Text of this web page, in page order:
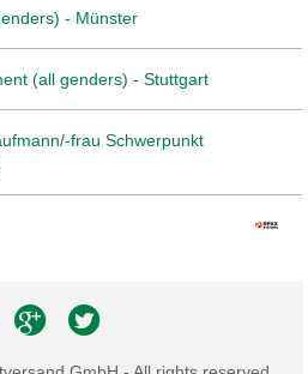
- Münster
(all genders) - Stuttgart
frau Schwerpunkt